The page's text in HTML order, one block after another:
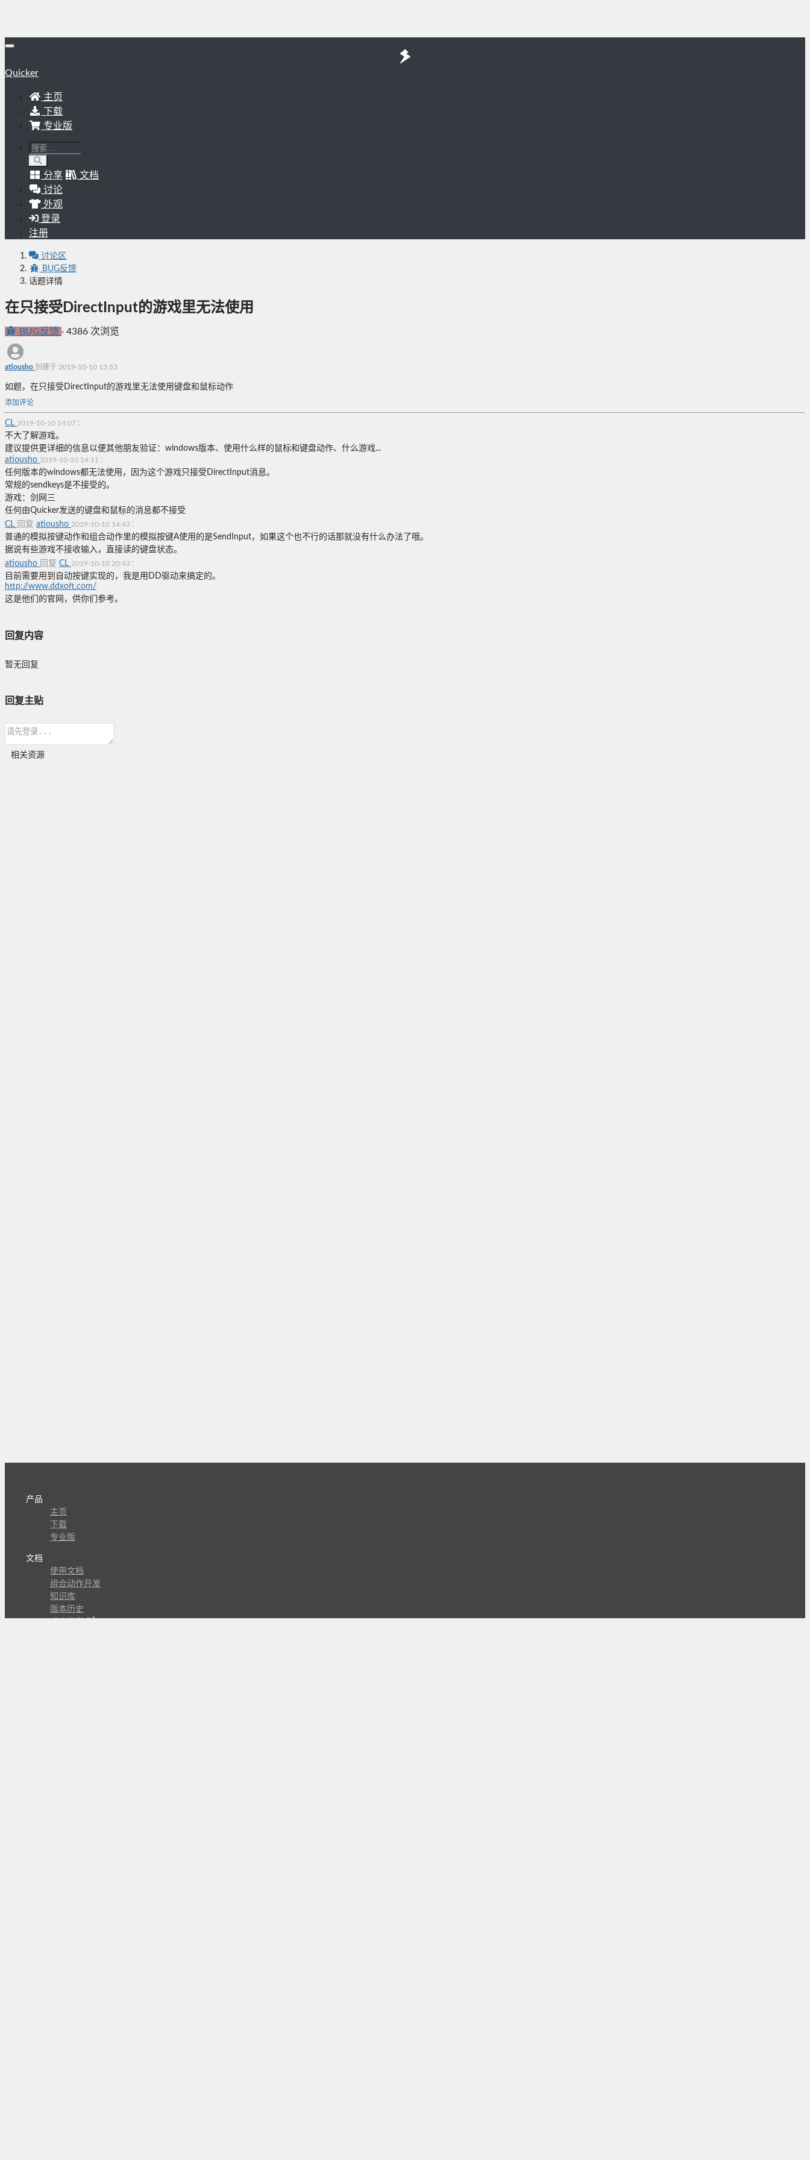
Quicker
主页
下载
专业版
分享
文档
讨论
外观
登录
注册
讨论区
BUG反馈
话题详情
在只接受DirectInput的游戏里无法使用
BUG反馈 · 4386 次浏览
atiousho 创建于 2019-10-10 13:53
如题，在只接受DirectInput的游戏里无法使用键盘和鼠标动作
添加评论
CL 2019-10-10 14:07 :
不大了解游戏。
建议提供更详细的信息以便其他朋友验证：windows版本、使用什么样的鼠标和键盘动作、什么游戏...
atiousho 2019-10-10 14:11 :
任何版本的windows都无法使用，因为这个游戏只接受DirectInput消息。
常规的sendkeys是不接受的。
游戏：剑网三
任何由Quicker发送的键盘和鼠标的消息都不接受
CL 回复 atiousho 2019-10-10 14:43 :
普通的模拟按键动作和组合动作里的模拟按键A使用的是SendInput，如果这个也不行的话那就没有什么办法了哦。
据说有些游戏不接收输入，直接读的键盘状态。
atiousho 回复 CL 2019-10-10 20:43 :
目前需要用到自动按键实现的，我是用DD驱动来搞定的。
http://www.ddxoft.com/
这是他们的官网，供你们参考。
回复内容
暂无回复
回复主贴
相关资源
产品
主页
下载
专业版
文档
使用文档
组合动作开发
知识库
版本历史